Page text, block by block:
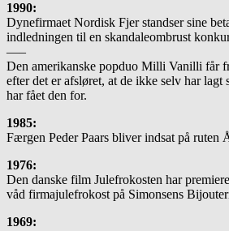
1990:
Dynefirmaet Nordisk Fjer standser sine
indledningen til en skandaleombrust
—–
Den amerikanske popduo Milli Vanilli får
efter det er afsløret, at de ikke selv har lagt
har fået den for.
1985:
Færgen Peder Paars bliver indsat på ruten
1976:
Den danske film Julefrokosten har
våd firmajulefrokost på Simonsens
1969: